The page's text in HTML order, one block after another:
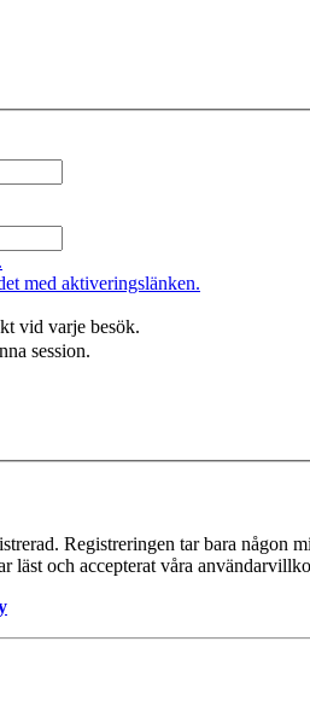
med aktiveringslänken.
vid varje besök.
session.
Registreringen tar bara
läst och accepterat våra